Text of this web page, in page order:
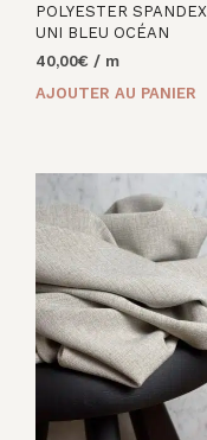
POLYESTER SPANDEX
UNI BLEU OCÉAN
40,00€ / m
AJOUTER AU PANIER